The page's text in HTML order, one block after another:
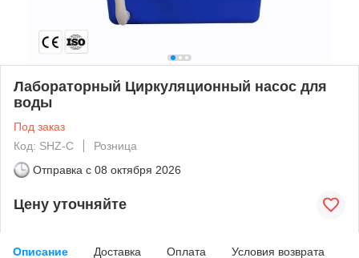
Лабораторный Циркуляционный насос для
воды
Под заказ
Код: SHZ-C
Розница
Отправка с 08 октября 2026
Цену уточняйте
Описание Доставка Оплата Условия возврата